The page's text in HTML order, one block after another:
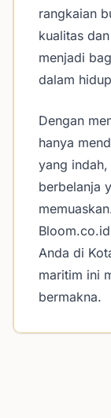
rangkaian
kualitas
menjadi
dalam
Dengan
hanya
yang
berbelanja
Anda di
maritim ini
bermakna.